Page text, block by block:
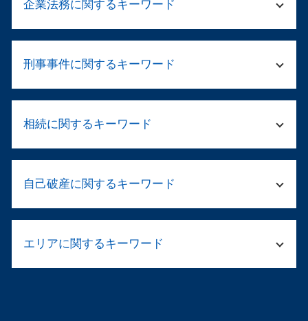
企業法務に関するキーワード
法人破産 流れ
会社 倒産 社長
破産 免責
顧問弁護士 メリット
退職勧奨 違法
予防 法務
法人 顧問
契約書 リーガルチェックとは
刑事事件に関するキーワード
傷害罪 裁判
傷害 刑事事件
起訴されたら 裁判
保釈 弁護士
被害届 取り下げ
相続に関するキーワード
弁護士 資産 調査
遺産分割 不動産
公正証書遺言 弁護士
相続 配偶者 子供
自己破産に関するキーワード
住宅ローン 破綻
エリアに関するキーワード